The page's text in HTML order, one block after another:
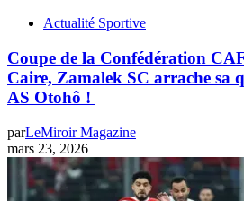
Actualité Sportive
Coupe de la Confédération
Caire, Zamalek SC arrache sa
AS Otohô !
parLeMiroir Magazine
mars 23, 2026